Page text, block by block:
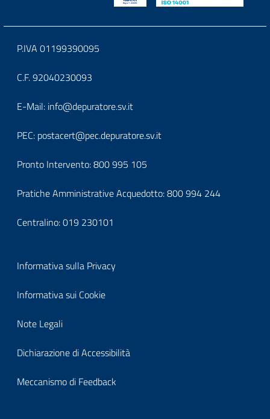
Block
it-
block-
footerindirizzo
P.IVA 01199390095
C.F. 92040230093
Block
it-
block-
footercontatti
E-Mail: info@depuratore.sv.it
PEC: postacert@pec.depuratore.sv.it
Pronto Intervento:800 995 105
Pratiche Amministrative Acquedotto:800 994 244
Centralino:019 230101
Block
it-
block-
footerprivacy
Informativa sulla Privacy
Informativa sui Cookie
Note Legali
Dichiarazione di Accessibilità
Meccanismo di Feedback